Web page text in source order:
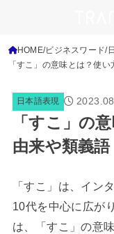
HOME ビジネスワード
「すこ」の意味とは？使
日本語表現
「すこ」の
由来や類義
「すこ」は、イン
10代を中心に広が
は、「すこ」の意